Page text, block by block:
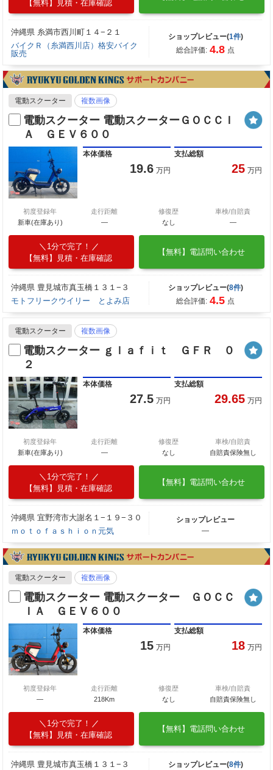
【無料】見積・在庫確認
沖縄県 糸満市西川町１４−２１
バイクＲ（糸満西川店）格安バイク
販売
ショップレビュー(1件)
総合評価: 4.8 点
電動スクーター 複数画像
電動スクーター 電動スクーターＧＯＣＣＩ
Ａ ＧＥＶ６００
本体価格
19.6 万円
支払総額
25 万円
初度登録年
新車(在庫あり)
走行距離
―
修復歴
なし
車検/自賠責
―
1分で完了！
【無料】見積・在庫確認
【無料】電話問い合わせ
沖縄県 豊見城市真玉橋１３１−３
モトフリークウイリー とよみ店
ショップレビュー(8件)
総合評価: 4.5 点
電動スクーター 複数画像
電動スクーター ｇｌａｆｉｔ ＧＦＲ ０
２
本体価格
27.5 万円
支払総額
29.65 万円
初度登録年
新車(在庫あり)
走行距離
―
修復歴
なし
車検/自賠責
自賠責保険無し
1分で完了！
【無料】見積・在庫確認
【無料】電話問い合わせ
沖縄県 宜野湾市大謝名１−１９−３０
ｍｏｔｏｆａｓｈｉｏｎ元気
ショップレビュー
―
電動スクーター 複数画像
電動スクーター 電動スクーター ＧＯＣＣ
ＩＡ ＧＥＶ６００
本体価格
15 万円
支払総額
18 万円
初度登録年
―
走行距離
218Km
修復歴
なし
車検/自賠責
自賠責保険無し
1分で完了！
【無料】見積・在庫確認
【無料】電話問い合わせ
沖縄県 豊見城市真玉橋１３１−３
ショップレビュー(8件)